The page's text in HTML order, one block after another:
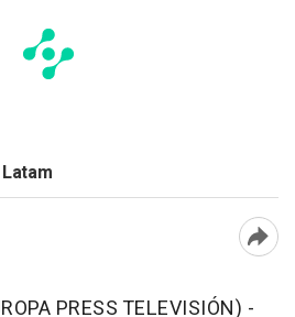
PRESS TELEVISIÓN) -